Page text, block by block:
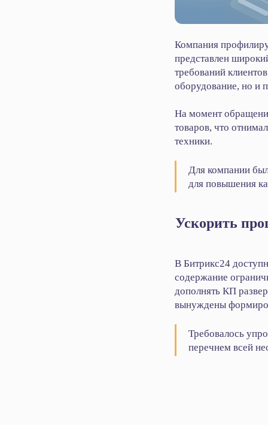
Компания
представлен
требований
оборудование, но и
На момент
товаров, что
техники.
Для компании
для повышения
Ускорить
В Битрикс24
содержание
дополнять КП
вынуждены
Требовалось
перечнем всей